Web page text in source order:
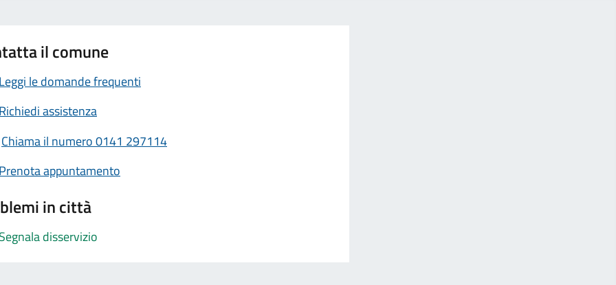
il comune
Leggi le domande frequenti
Richiedi assistenza
Chiama il numero 0141 297114
Prenota appuntamento
in città
Segnala disservizio